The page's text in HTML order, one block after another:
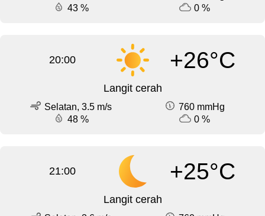
43 %
0 %
20:00 +26°C
Langit cerah
Selatan, 3.5 m/s
760 mmHg
48 %
0 %
21:00 +25°C
Langit cerah